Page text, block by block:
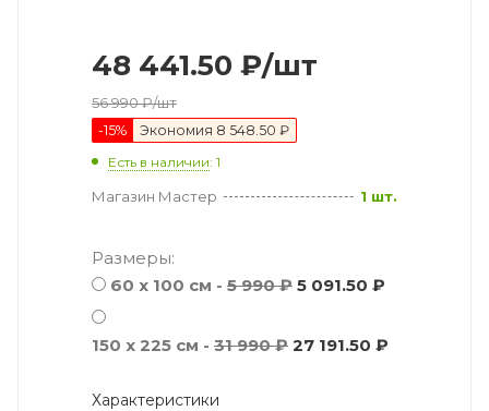
48 441.50 ₽/шт
56 990₽/шт
-15% Экономия 8 548.50 ₽
Есть в наличии: 1
Магазин Мастер 1 шт.
Размеры:
60 x 100 см - 5 990 ₽ 5 091.50 ₽
150 x 225 см - 31 990 ₽ 27 191.50 ₽
Характеристики